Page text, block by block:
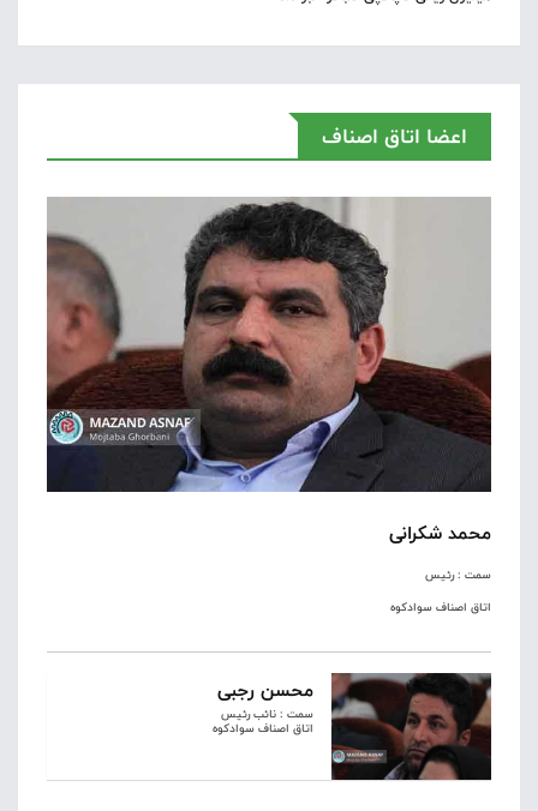
اعضا اتاق اصناف
محمد شکرانی
سمت : رئیس
اتاق اصناف سوادکوه
محسن رجبی
سمت : نائب رئیس
اتاق اصناف سوادکوه